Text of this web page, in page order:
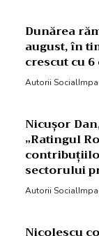
Dunărea
august, în
crescut cu
Autorii
Nicușor
„Ratingul
sectorului
Autorii